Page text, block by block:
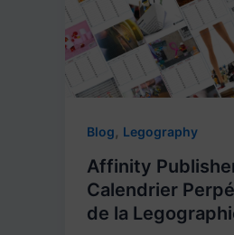
Blog Legography
Affinity
Calendrier
de la